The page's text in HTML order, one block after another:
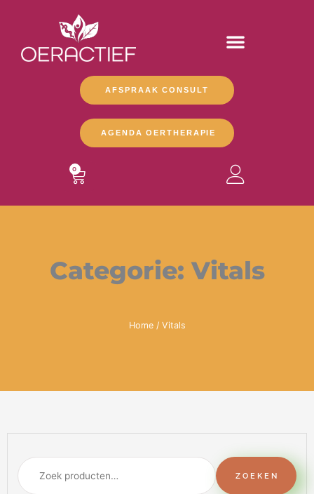
inhoud
AFSPRAAK CONSULT
AGENDA OERTHERAPIE
0
WINKELWAGEN
Categorie: Vitals
Home/ Vitals
naar:
ZOEKEN